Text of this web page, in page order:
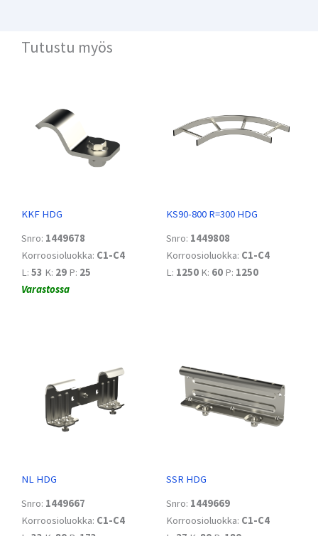
Tutustu myös
KKF HDG
Snro: 1449678
Korroosioluokka: C1-C4
L: 53 K: 29 P: 25
Varastossa
KS90-800 R=300 HDG
Snro: 1449808
Korroosioluokka: C1-C4
L: 1250 K: 60 P: 1250
NL HDG
Snro: 1449667
Korroosioluokka: C1-C4
SSR HDG
Snro: 1449669
Korroosioluokka: C1-C4